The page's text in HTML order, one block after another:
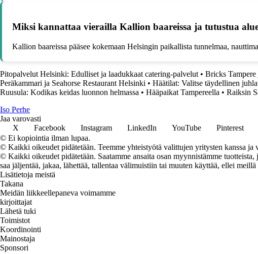
Miksi kannattaa vierailla Kallion baareissa ja tutustua
Kallion baareissa pääsee kokemaan Helsingin paikallista tunnelmaa,
Pitopalvelut Helsinki: Edulliset ja laadukkaat catering-palvelut • Bricks
Peräkammari ja Seahorse Restaurant Helsinki • Häätilat: Valitse täydellinen
Ruusula: Kodikas keidas luonnon helmassa • Hääpaikat Tampereella • Raiksin
Iso Perhe
Jaa varovasti
X
Facebook Instagram LinkedIn YouTube Pinterest
© Ei kopiointia ilman lupaa.
© Kaikki oikeudet pidätetään. Teemme yhteistyötä valittujen yritysten kanssa ja
© Kaikki oikeudet pidätetään. Saatamme ansaita osan myynnistämme
saa jäljentää, jakaa, lähettää, tallentaa välimuistiin tai muuten käyttää, ellei
Lisätietoja meistä
Takana
Meidän liikkeellepaneva voimamme
kirjoittajat
Lähetä tuki
Toimistot
Koordinointi
Mainostaja
Sponsori